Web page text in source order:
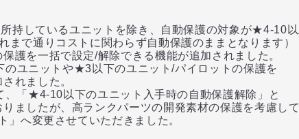
ているユニットを除き、自動保護の対象が★4-10以
りコストに関わらず自動保護のままとなります）
一括で設定/解除できる機能が追加されました。
ットや★3以下のユニット/パイロットの保護を
ました。
10以下のユニット入手時の自動保護解除」と
たが、高ランクパーツの開発素材の保護を考慮し
更させていただきました。